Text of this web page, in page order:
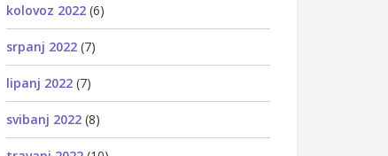
kolovoz 2022 (6)
srpanj 2022 (7)
lipanj 2022 (7)
svibanj 2022 (8)